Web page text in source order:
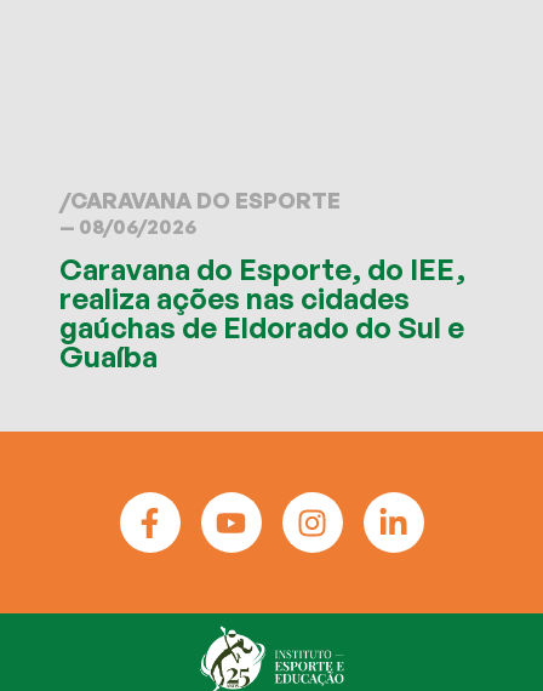
/CARAVANA DO ESPORTE
— 08/06/2026
Caravana do Esporte, do IEE,
realiza ações nas cidades
gaúchas de Eldorado do Sul e
Guaíba